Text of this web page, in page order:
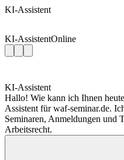
KI-Assistent
KI-AssistentOnline
KI-Assistent
Hallo! Wie kann ich Ihnen
Assistent für waf-seminar.de.
Seminaren, Anmeldungen und
Arbeitsrecht.